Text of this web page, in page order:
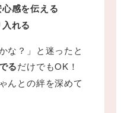
感を伝える
れる
な？」と迷ったと
るだけでもOK！
んとの絆を深めて